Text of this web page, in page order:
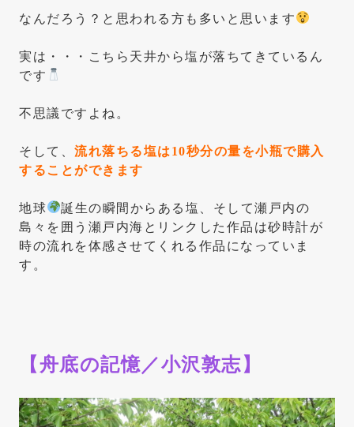
なんだろう？と思われる方も多いと思います
実は・・・こちら天井から塩が落ちてきているん
です
不思議ですよね。
そして、 流れ落ちる塩は10秒分の量を小瓶で購入
することができます
地球
誕生の瞬間からある塩、そして瀬戸内の
島々を囲う瀬戸内海とリンクした作品は砂時計が
時の流れを体感させてくれる作品になっていま
す。
【舟底の記憶／小沢敦志】